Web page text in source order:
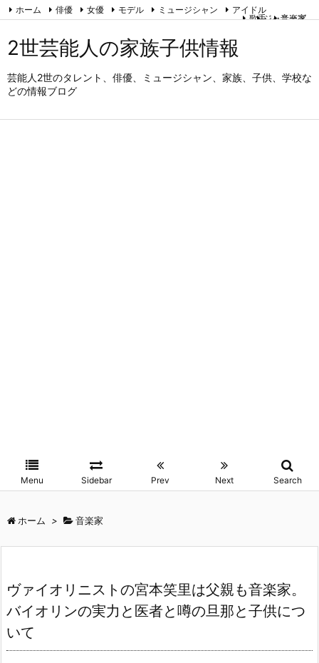
2世芸能人の家族子供情報
芸能人2世のタレント、俳優、ミュージシャン、家族、子供、学校な
どの情報ブログ
Menu Sidebar Prev Next Search
ホーム 俳優 女優 モデル
ミュージシャン
歌手
音楽家
アイドル
ジャニーズ
運営者情報とプライバシーポリシー
RSS Feedly
ホーム > 音楽家
ヴァイオリニストの宮本笑里は父親も音楽家。
バイオリンの実力と医者と噂の旦那と子供につ
いて